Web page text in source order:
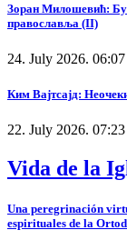
Зоран Милошевић:
православља (II)
24. July 2026. 06:07
Ким Вајтсајд:
22. July 2026. 07:23
Vida de la
Una peregrinación
espirituales de la